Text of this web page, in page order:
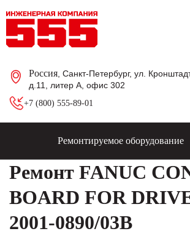
Россия , Санкт-Петербург, ул.
д.11, литер А, офис 302
+7 (800) 555-89-01
Ремонтируемое оборудование
Ремонт FANUC
BOARD FOR
2001-0890/03B